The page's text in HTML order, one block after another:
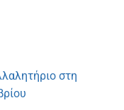
στη